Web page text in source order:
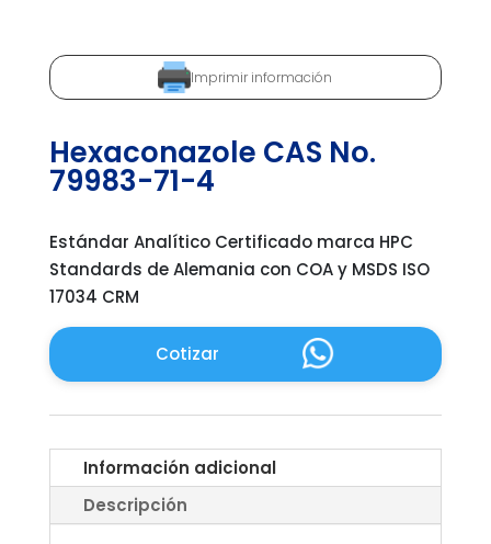
Imprimir información
Hexaconazole CAS No.
79983-71-4
Estándar Analítico Certificado marca HPC
Standards de Alemania con COA y MSDS ISO
17034 CRM
Cotizar
Información adicional
Descripción